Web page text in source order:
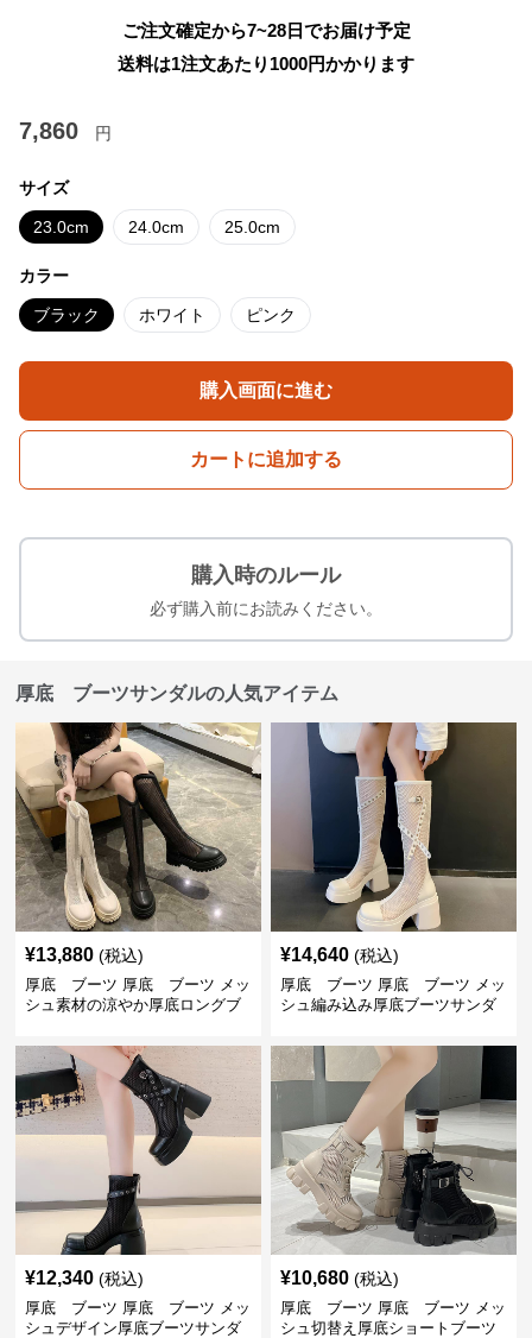
ご注文確定から7~28日でお届け予定
送料は1注文あたり 1000円かかります
7,860 円
サイズ
23.0cm 24.0cm 25.0cm
カラー
ブラック ホワイト ピンク
購入画面に進む
カートに追加する
購入時のルール
必ず購入前にお読みください。
厚底 ブーツサンダルの人気アイテム
¥13,880 (税込)
厚底 ブーツ 厚底 ブーツ メッ
シュ素材の涼やか厚底ロングブ
¥14,640 (税込)
厚底 ブーツ 厚底 ブーツ メッ
シュ編み込み厚底ブーツサンダ
¥12,340 (税込)
厚底 ブーツ 厚底 ブーツ メッ
シュデザイン厚底ブーツサンダ
¥10,680 (税込)
厚底 ブーツ 厚底 ブーツ メッ
シュ切替え厚底ショートブーツ